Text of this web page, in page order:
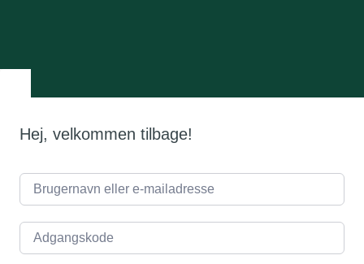
Hej, velkommen tilbage!